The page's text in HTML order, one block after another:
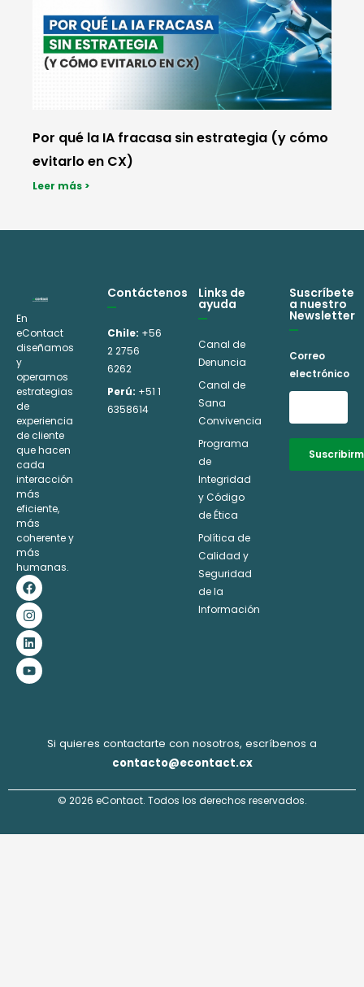
Por qué la IA fracasa sin estrategia (y cómo
evitarlo en CX)
Leer más >
En
eContact
diseñamos
y
operamos
estrategias
de
experiencia
de cliente
que hacen
cada
interacción
más
eficiente,
más
coherente y
más
humanas.
F
a
c
e
b
o
o
k
I
n
s
t
a
g
r
a
m
L
i
n
k
e
d
i
n
Y
o
u
t
u
b
e
Contáctenos
Chile: +56
2 2756
6262
Perú: +51 1
6358614
Links de
ayuda
Canal de
Denuncia
Canal de
Sana
Convivencia
Programa
de
Integridad
y Código
de Ética
Política de
Calidad y
Seguridad
de la
Información
Suscríbete
a nuestro
Newsletter
Correo
electrónico
Si quieres contactarte con nosotros, escríbenos a
contacto@econtact.cx
© 2026 eContact. Todos los derechos reservados.